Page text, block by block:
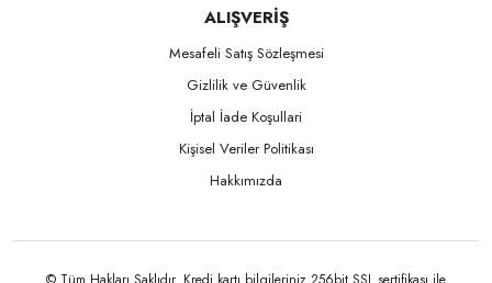
ALIŞVERİŞ
Mesafeli Satış Sözleşmesi
Gizlilik ve Güvenlik
İptal İade Koşullari
Kişisel Veriler Politikası
Hakkımızda